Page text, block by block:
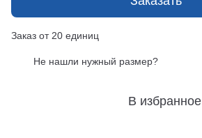
Заказ от 20 единиц
Не нашли нужный размер?
В избранное